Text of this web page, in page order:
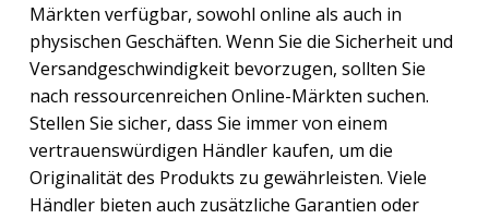
Märkten verfügbar, sowohl online als auch in
physischen Geschäften. Wenn Sie die Sicherheit und
Versandgeschwindigkeit bevorzugen, sollten Sie
nach ressourcenreichen Online-Märkten suchen.
Stellen Sie sicher, dass Sie immer von einem
vertrauenswürdigen Händler kaufen, um die
Originalität des Produkts zu gewährleisten. Viele
Händler bieten auch zusätzliche Garantien oder